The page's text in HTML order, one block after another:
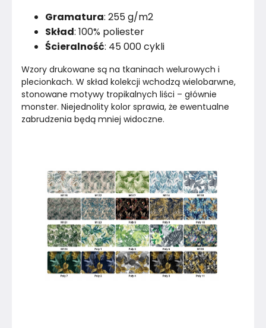
Gramatura: 255 g/m2
Skład: 100% poliester
Ścieralność: 45 000 cykli
Wzory drukowane są na tkaninach welurowych i
plecionkach. W skład kolekcji wchodzą wielobarwne,
stonowane motywy tropikalnych liści – głównie
monster. Niejednolity kolor sprawia, że ewentualne
zabrudzenia będą mniej widoczne.